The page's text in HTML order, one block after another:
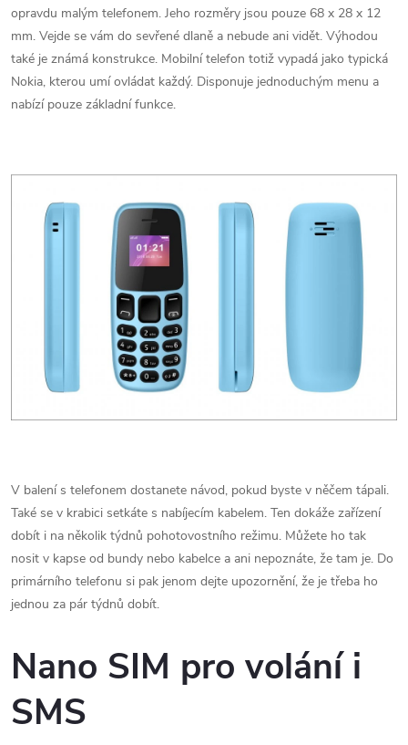
opravdu malým telefonem. Jeho rozměry jsou pouze 68 x 28 x 12
mm. Vejde se vám do sevřené dlaně a nebude ani vidět. Výhodou
také je známá konstrukce. Mobilní telefon totiž vypadá jako typická
Nokia, kterou umí ovládat každý. Disponuje jednoduchým menu a
nabízí pouze základní funkce.
V balení s telefonem dostanete návod, pokud byste v něčem tápali.
Také se v krabici setkáte s nabíjecím kabelem. Ten dokáže zařízení
dobít i na několik týdnů pohotovostního režimu. Můžete ho tak
nosit v kapse od bundy nebo kabelce a ani nepoznáte, že tam je. Do
primárního telefonu si pak jenom dejte upozornění, že je třeba ho
jednou za pár týdnů dobít.
Nano SIM pro volání i
SMS